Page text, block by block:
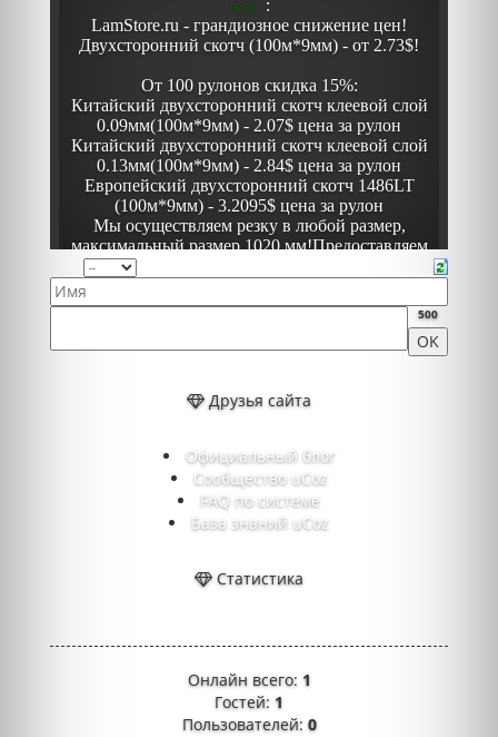
500
Друзья сайта
Официальный блог
Сообщество uCoz
FAQ по системе
База знаний uCoz
Статистика
Онлайн всего: 1
Гостей: 1
Пользователей:0